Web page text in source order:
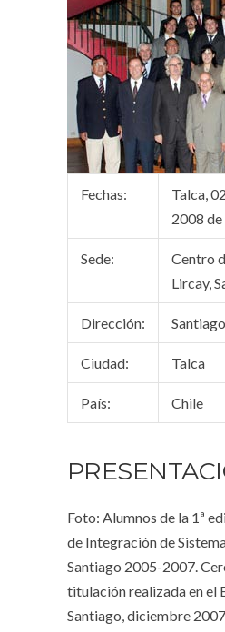
Fechas:
Talca,
2008
Sede:
Centro
Lircay,
Dirección:
Ciudad: Talca
País: Chile
Foto: Alumnos de la 1ª
de Integración de
Santiago 2005-2007.
titulación realizada en el
Santiago, diciembre